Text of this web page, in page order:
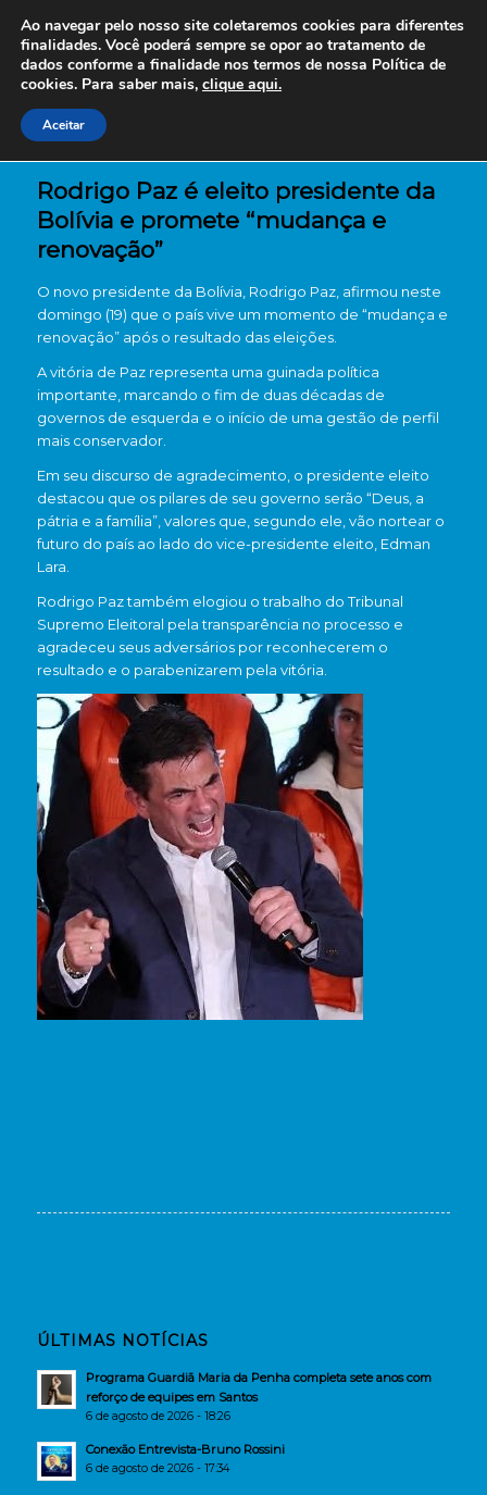
Rodrigo Paz é eleito presidente da
Bolívia e promete “mudança e
renovação”
O novo presidente da Bolívia, Rodrigo Paz, afirmou neste
domingo (19) que o país vive um momento de “mudança e
renovação” após o resultado das eleições.
A vitória de Paz representa uma guinada política
importante, marcando o fim de duas décadas de
governos de esquerda e o início de uma gestão de perfil
mais conservador.
Em seu discurso de agradecimento, o presidente eleito
destacou que os pilares de seu governo serão “Deus, a
pátria e a família”, valores que, segundo ele, vão nortear o
futuro do país ao lado do vice-presidente eleito, Edman
Lara.
Rodrigo Paz também elogiou o trabalho do Tribunal
Supremo Eleitoral pela transparência no processo e
agradeceu seus adversários por reconhecerem o
resultado e o parabenizarem pela vitória.
ÚLTIMAS NOTÍCIAS
Programa Guardiã Maria da Penha completa sete anos com
reforço de equipes em Santos
6 de agosto de 2026 - 18:26
Conexão Entrevista-Bruno Rossini
6 de agosto de 2026 - 17:34
Ao navegar pelo nosso site coletaremos cookies para diferentes
finalidades. Você poderá sempre se opor ao tratamento de
dados conforme a finalidade nos termos de nossa Política de
cookies. Para saber mais, clique aqui.
Aceitar